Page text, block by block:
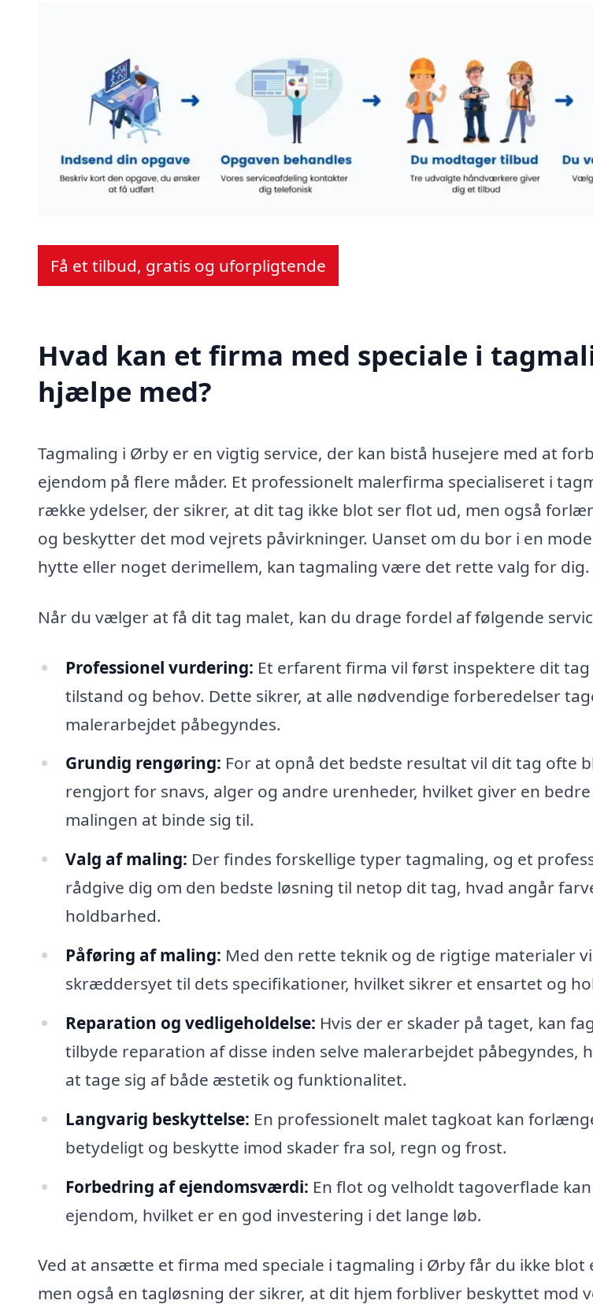
Få et tilbud, gratis og uforpligtende
Hvad kan et firma med speciale i
hjælpe med?
Tagmaling i Ørby er en vigtig service, der kan bistå husejere med at
ejendom på flere måder. Et professionelt malerfirma specialiseret i
række ydelser, der sikrer, at dit tag ikke blot ser flot ud, men også
og beskytter det mod vejrets påvirkninger. Uanset om du bor i en
hytte eller noget derimellem, kan tagmaling være det rette valg for dig.
Når du vælger at få dit tag malet, kan du drage fordel af følgende
Professionel vurdering: Et erfarent firma vil først inspektere dit
tilstand og behov. Dette sikrer, at alle nødvendige forberedelser
malerarbejdet påbegyndes.
Grundig rengøring: For at opnå det bedste resultat vil dit tag ofte
rengjort for snavs, alger og andre urenheder, hvilket giver en
malingen at binde sig til.
Valg af maling: Der findes forskellige typer tagmaling, og et
rådgive dig om den bedste løsning til netop dit tag, hvad angår
holdbarhed.
Påføring af maling: Med den rette teknik og de rigtige materialer
skræddersyet til dets specifikationer, hvilket sikrer et ensartet og
Reparation og vedligeholdelse: Hvis der er skader på taget, kan
tilbyde reparation af disse inden selve malerarbejdet påbegyndes,
at tage sig af både æstetik og funktionalitet.
Langvarig beskyttelse: En professionelt malet tagkoat kan
betydeligt og beskytte imod skader fra sol, regn og frost.
Forbedring af ejendomsværdi: En flot og velholdt tagoverflade
ejendom, hvilket er en god investering i det lange løb.
Ved at ansætte et firma med speciale i tagmaling i Ørby får du ikke blot
men også en tagløsning der sikrer, at dit hjem forbliver beskyttet mod